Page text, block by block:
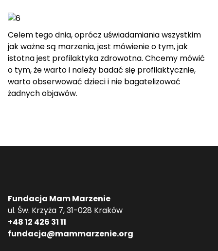
Celem tego dnia, oprócz uświadamiania wszystkim
jak ważne są marzenia, jest mówienie o tym, jak
istotna jest profilaktyka zdrowotna. Chcemy mówić
o tym, że warto i należy badać się profilaktycznie,
warto obserwować dzieci i nie bagatelizować
żadnych objawów.
Fundacja Mam Marzenie
ul. Św. Krzyża 7, 31-028 Kraków
+48 12 426 31 11
fundacja@mammarzenie.org